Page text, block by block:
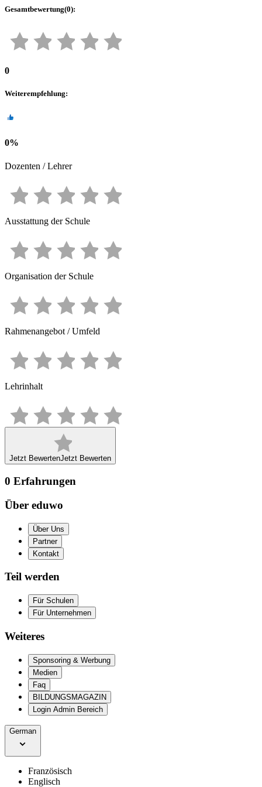
Gesamtbewertung(0):
0
Weiterempfehlung:
0%
Dozenten / Lehrer
Ausstattung der Schule
Organisation der Schule
Rahmenangebot / Umfeld
Lehrinhalt
Jetzt BewertenJetzt Bewerten
0 Erfahrungen
Über eduwo
Über Uns
Partner
Kontakt
Teil werden
Für Schulen
Für Unternehmen
Weiteres
Sponsoring & Werbung
Medien
Faq
BILDUNGSMAGAZIN
Login Admin Bereich
German
Französisch
Englisch